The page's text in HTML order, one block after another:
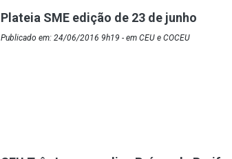
Plateia SME edição de 23 de junho
Publicado em: 24/06/2016 9h19 - em CEU e COCEU